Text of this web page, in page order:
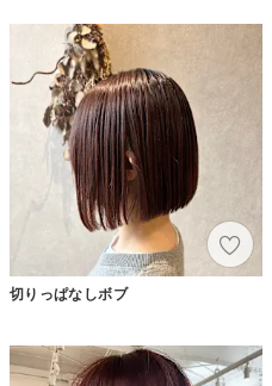
切りっぱなしボブ